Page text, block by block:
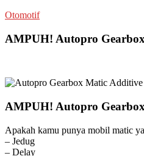
Otomotif
AMPUH! Autopro
AMPUH! Autopro
Apakah kamu punya mobil matic
– Jedug
– Delay